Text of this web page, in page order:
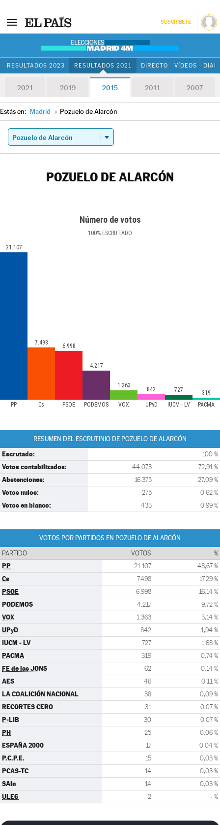
SUSCRÍBETE
RESULTADOS 2023 RESULTADOS 2021 DIRECTO VÍDEOS
2021 2019 2015 2011 2007
Estás en: Madrid » Pozuelo de Alarcón
POZUELO DE ALARCÓN
Número de votos
100% ESCRUTADO
PP Cs PSOE PODEMOS VOX UPyD IUCM - LV PACMA
21.107
7.498 6.998
4.217
1.363
842 727 319
RESUMEN DEL ESCRUTINIO DE POZUELO DE ALARCÓN
Escrutado: 100 %
Votos contabilizados: 44.073 72,91 %
Abstenciones: 16.375 27,09 %
Votos nulos: 275 0,62 %
Votos en blanco: 433 0,99 %
VOTOS POR PARTIDOS EN POZUELO DE ALARCÓN
PARTIDO VOTOS %
PP 21.107 48,67 %
Cs 7.498 17,29 %
PSOE 6.998 16,14 %
PODEMOS 4.217 9,72 %
VOX 1.363 3,14 %
UPyD 842 1,94 %
IUCM - LV 727 1,68 %
PACMA 319 0,74 %
FE de las JONS 62 0,14 %
AES 46 0,11 %
LA COALICIÓN NACIONAL 38 0,09 %
RECORTES CERO 31 0,07 %
P-LIB 30 0,07 %
PH 25 0,06 %
ESPAÑA 2000 17 0,04 %
P.C.P.E. 15 0,03 %
PCAS-TC 14 0,03 %
SAIn 14 0,03 %
ULEG 2 - %